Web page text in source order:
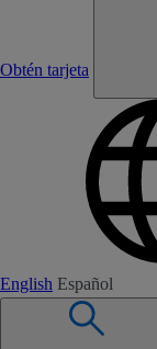
Obtén tarjeta
English Español